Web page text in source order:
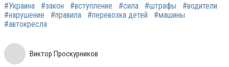
#Украина #закон #вступление #сила #штрафы
#водители
#нарушение
#правила #перевозка детей
#машины
#автокресла
Виктор Проскурников